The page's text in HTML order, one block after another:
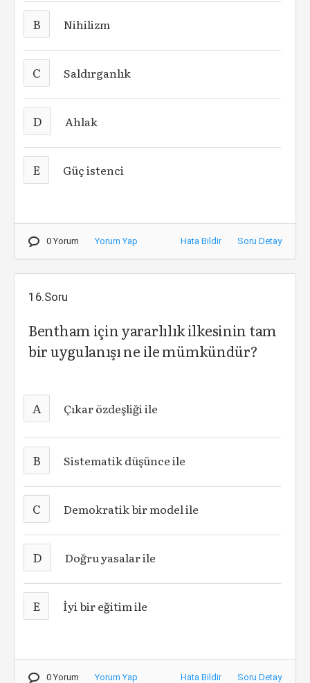
B Nihilizm
C Saldırganlık
D Ahlak
E Güç istenci
0 Yorum Yorum Yap Hata Bildir Soru Detay
16.Soru
Bentham için yararlılık ilkesinin tam
bir uygulanışı ne ile mümkündür?
A Çıkar özdeşliği ile
B Sistematik düşünce ile
C Demokratik bir model ile
D Doğru yasalar ile
E İyi bir eğitim ile
0 Yorum Yorum Yap Hata Bildir Soru Detay